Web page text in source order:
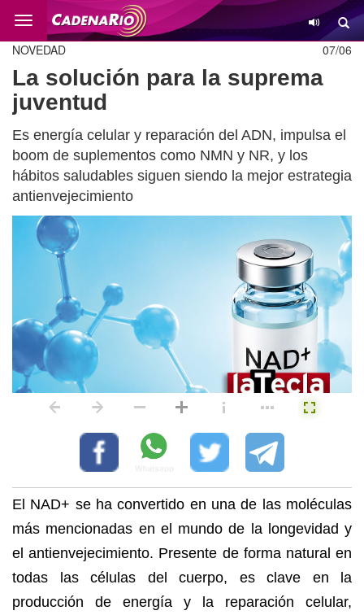
Cambio
07/06
NOVEDAD
La solución para la suprema
juventud
Es energía celular y reparación del ADN, impulsa el
boom de suplementos como NMN y NR, y los
hábitos saludables siguen siendo la mejor estrategia
antienvejecimiento
El NAD+ se ha convertido en una de las moléculas
más mencionadas en el mundo de la longevidad y
el antienvejecimiento. Presente de forma natural en
todas las células del cuerpo, es clave en la
producción de energía y la reparación celular,